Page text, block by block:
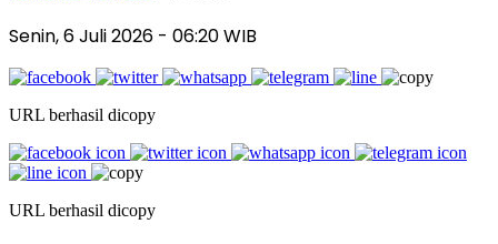
Senin, 6 Juli 2026 - 06:20 WIB
URL berhasil dicopy
URL berhasil dicopy